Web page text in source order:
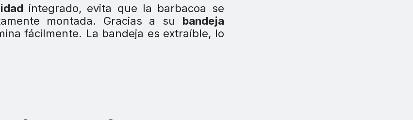
integrado, evita que la barbacoa se
montada. Gracias a su bandeja
fácilmente. La bandeja es extraíble, lo